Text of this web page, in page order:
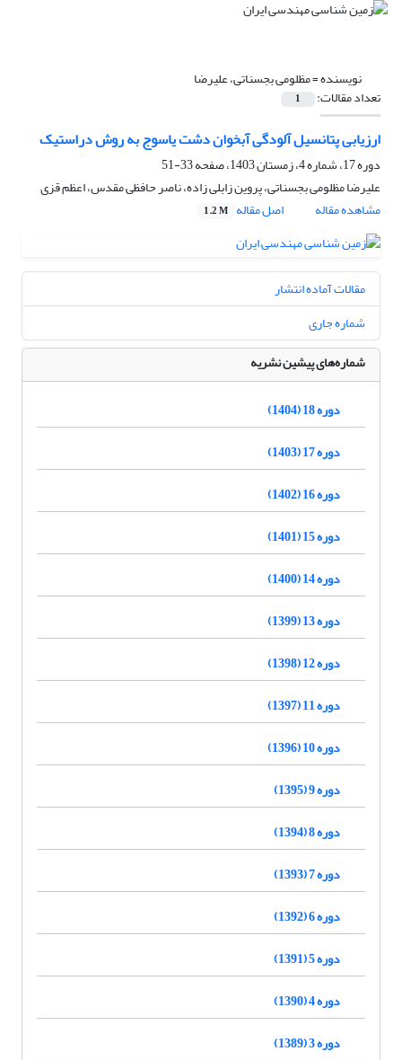
نویسنده =مظلومی بجسناتی، علیرضا
تعداد مقالات: 1
ارزیابی پتانسیل آلودگی آبخوان دشت یاسوج به روش دراستیک
دوره 17، شماره 4، زمستان 1403، صفحه
33-51
علیرضا مظلومی بجسناتی، پروین زابلی زاده، ناصر حافظی مقدس، اعظم قزی
مشاهده مقاله
اصل مقاله 1.2 M
مقالات آماده انتشار
شماره جاری
شماره‌های پیشین نشریه
دوره 18 (1404)
دوره 17 (1403)
دوره 16 (1402)
دوره 15 (1401)
دوره 14 (1400)
دوره 13 (1399)
دوره 12 (1398)
دوره 11 (1397)
دوره 10 (1396)
دوره 9 (1395)
دوره 8 (1394)
دوره 7 (1393)
دوره 6 (1392)
دوره 5 (1391)
دوره 4 (1390)
دوره 3 (1389)